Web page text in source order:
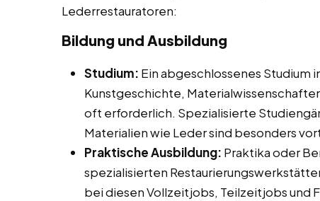
Lederrestauratoren:
Bildung und Ausbildung
Studium: Ein abgeschlossenes Studium
Kunstgeschichte,
oft erforderlich. Spezialisierte
Materialien wie Leder sind besonders
Praktische Ausbildung: Praktika oder
spezialisierten
bei diesen Vollzeitjobs, Teilzeitjobs und